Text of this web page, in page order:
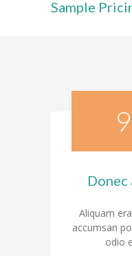
---- Leitbild
---- Verwaltung
----
Sample
Donec
Aliquam
accumsan
odio